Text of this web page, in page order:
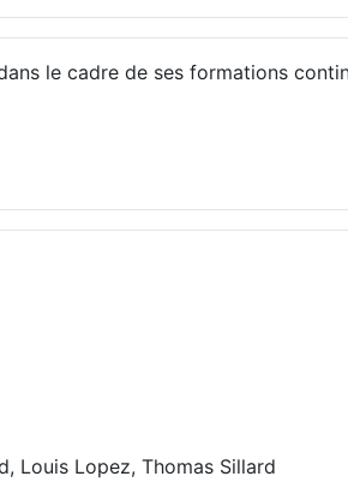
le cadre de ses formations
Louis Lopez, Thomas Sillard